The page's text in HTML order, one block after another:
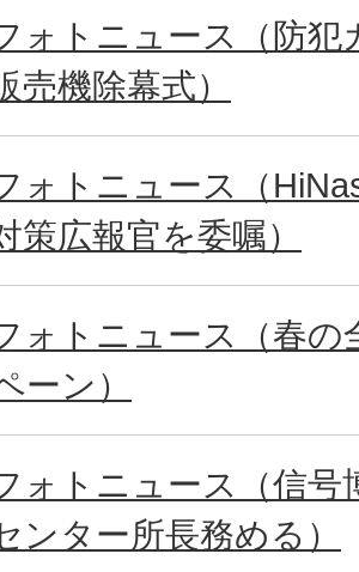
ォトニュース（防
売機除幕式）
ォトニュース（
策広報官を委嘱）
ォトニュース（春の
ーン）
ォトニュース（信号
ンター所長務める）